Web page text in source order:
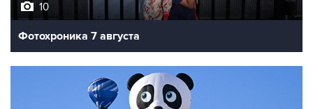
10
Фотохроника 7 августа